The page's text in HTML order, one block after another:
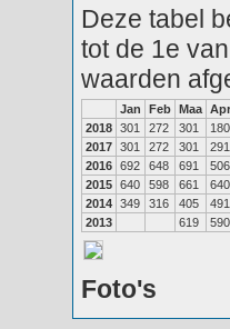
Deze tabel
tot de 1e
waarden
Jan Feb Maa Apr
2018 301 272 301 180
2017 301 272 301 291
2016 692 648 691 506
2015 640 598 661 640
2014 349 316 405 491
2013
619 590
Foto's